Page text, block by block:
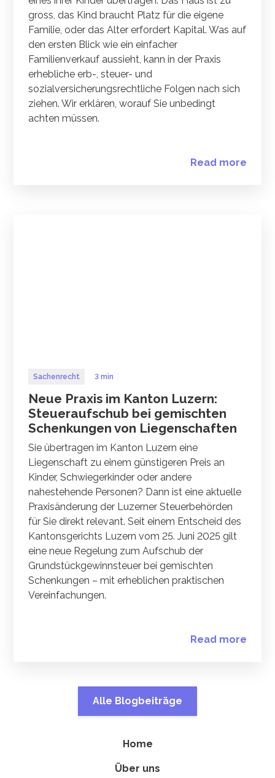
gross, das Kind braucht Platz für die eigene
Familie, oder das Alter erfordert Kapital. Was auf
den ersten Blick wie ein einfacher
Familienverkauf aussieht, kann in der Praxis
erhebliche erb-, steuer- und
sozialversicherungsrechtliche Folgen nach sich
ziehen. Wir erklären, worauf Sie unbedingt
achten müssen.
Read more
Sachenrecht 3 min
Neue Praxis im Kanton Luzern:
Steueraufschub bei gemischten
Schenkungen von Liegenschaften
Sie übertragen im Kanton Luzern eine
Liegenschaft zu einem günstigeren Preis an
Kinder, Schwiegerkinder oder andere
nahestehende Personen? Dann ist eine aktuelle
Praxisänderung der Luzerner Steuerbehörden
für Sie direkt relevant. Seit einem Entscheid des
Kantonsgerichts Luzern vom 25. Juni 2025 gilt
eine neue Regelung zum Aufschub der
Grundstückgewinnsteuer bei gemischten
Schenkungen – mit erheblichen praktischen
Vereinfachungen.
Read more
Alle Blogbeiträge
Home
Über uns